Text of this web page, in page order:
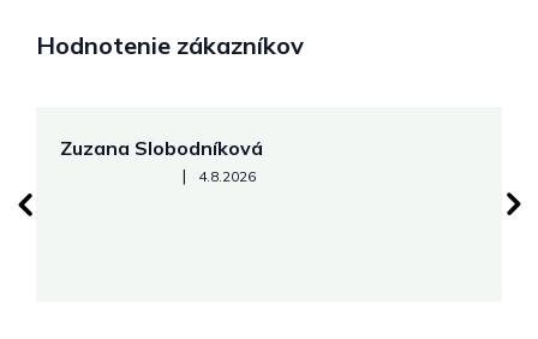
Hodnotenie zákazníkov
Zuzana Slobodníková
Hodnotenie obchodu je 5 z 5 hviezdičiek.
| 4.8.2026